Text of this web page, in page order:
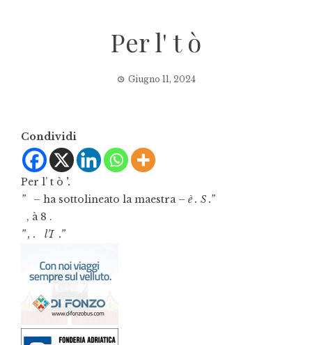
Per l' t ò
Giugno 11, 2024
Condividi
Per l’ t ò ’.
”
– ha sottolineato la maestra – è . S .”
, à 8 .
” , . l’I .”